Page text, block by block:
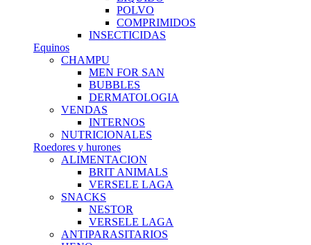
POLVO
COMPRIMIDOS
INSECTICIDAS
Equinos
CHAMPU
MEN FOR SAN
BUBBLES
DERMATOLOGIA
VENDAS
INTERNOS
NUTRICIONALES
Roedores y hurones
ALIMENTACION
BRIT ANIMALS
VERSELE LAGA
SNACKS
NESTOR
VERSELE LAGA
ANTIPARASITARIOS